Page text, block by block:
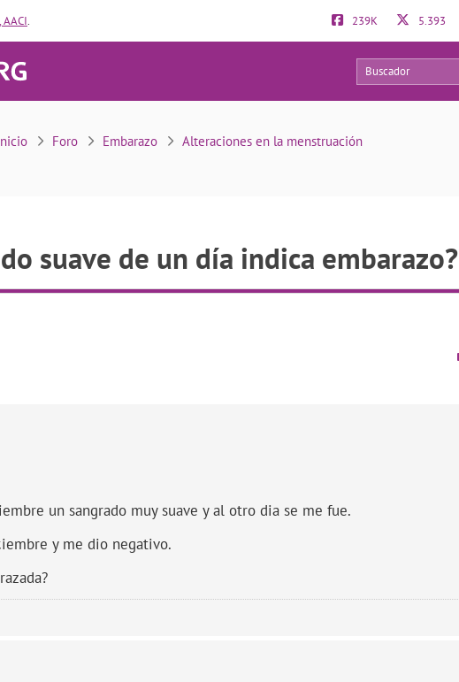
AACI. 239K 5.393
suave de un día indica embarazo?
18 0
Foro Embarazo Alteraciones en la menstruación
suave de un día indica embarazo?
un sangrado muy suave y al otro dia se me fue.
y me dio negativo.